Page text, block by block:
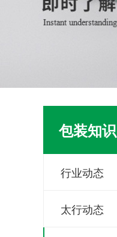
包装知识
行业动态
太行动态